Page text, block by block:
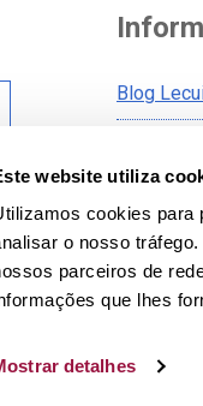
website utiliza
cookies para
o nosso
parceiros de
que lhes
detalhes
Blog
Cookies
Política
registada